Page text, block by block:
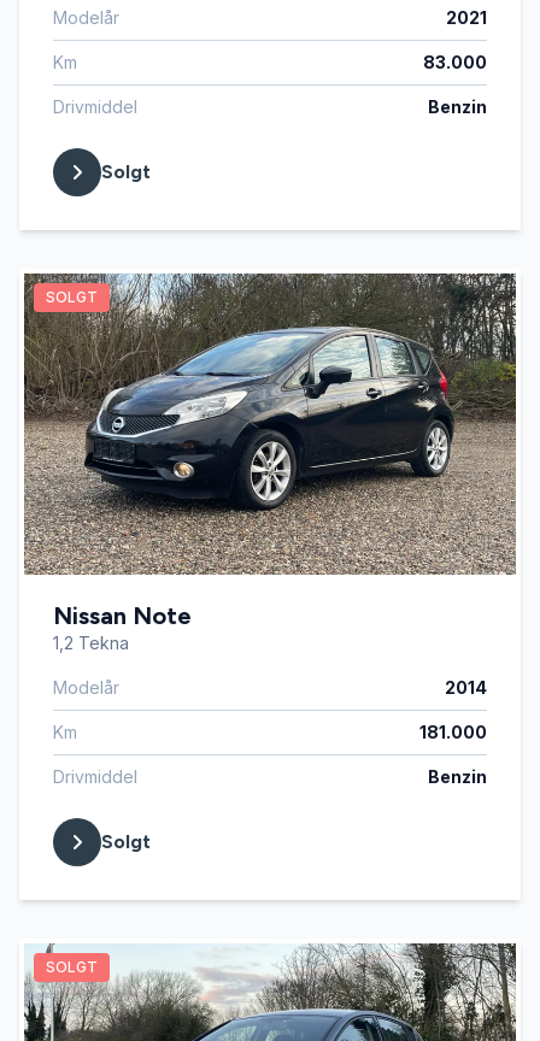
Modelår 2021
Km 83.000
Drivmiddel Benzin
Solgt
SOLGT
Nissan Note
1,2 Tekna
Modelår 2014
Km 181.000
Drivmiddel Benzin
Solgt
SOLGT